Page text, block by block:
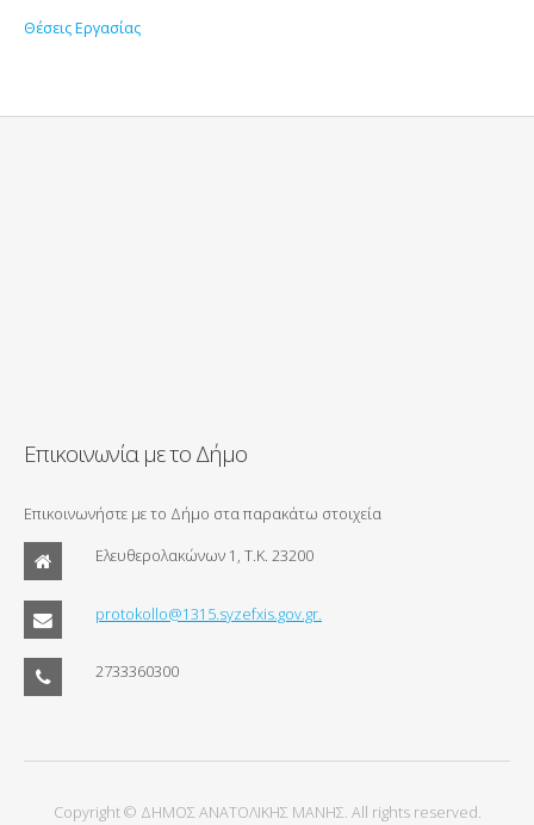
Θέσεις Εργασίας
Επικοινωνία με το Δήμο
Επικοινωνήστε με το Δήμο στα παρακάτω στοιχεία
Ελευθερολακώνων 1, Τ.Κ. 23200
protokollo@1315.syzefxis.gov.gr.
2733360300
Copyright © ΔΗΜΟΣ ΑΝΑΤΟΛΙΚΗΣ ΜΑΝΗΣ. All rights reserved.